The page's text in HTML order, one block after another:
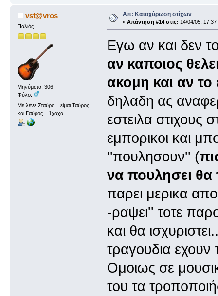
vst@vros
Παλιός
Μηνύματα: 306
Φύλο:
Με λένε Σταύρο... είμαι Ταύρος
και Γαύρος ...1χαχα
Απ: Κατοχύρωση στίχων
« Απάντηση #14 στις: 14/04/05, 17:37
Εγω αν και δεν
αν καποιος
ακομη και αν το
δηλαδη ας
εστειλα στιχους
εμπορικοι και
''πουλησουν'' (
να πουλησει θα
παρει μερικα απο
-ραψει'' τοτε
και θα
τραγουδια εχουν
Ομοιως σε
του τα